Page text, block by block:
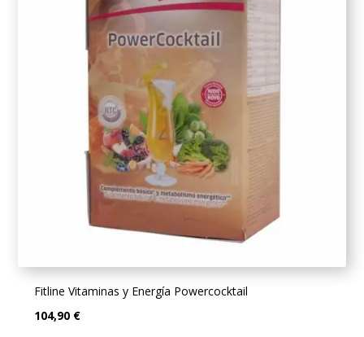
Fitline Vitaminas y Energía Powercocktail
104,90 €